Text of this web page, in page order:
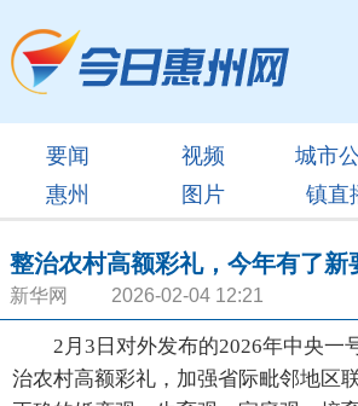
要闻 视频 城市
惠州
图片 镇直
整治农村高额彩礼，今年有了新
新华网 2026-02-04 12:21
2月3日对外发布的2026年中央一
治农村高额彩礼，加强省际毗邻地区